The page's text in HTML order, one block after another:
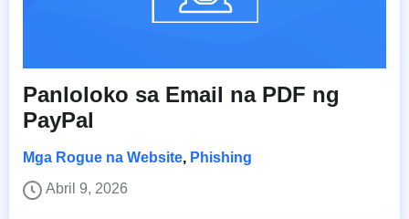
Panloloko sa Email na PDF ng
PayPal
Mga Rogue na Website, Phishing
Abril 9, 2026